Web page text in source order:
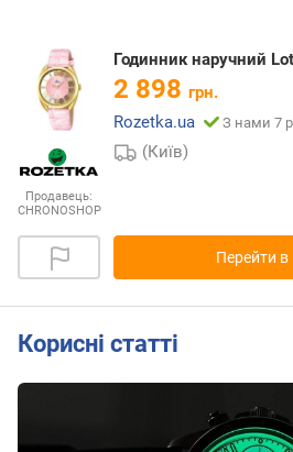
Продавець:
CHRONOSHOP
Годинник наручний
2 898 грн.
Rozetka.ua
З нами 7
(Київ)
Перейти в
Корисні статті